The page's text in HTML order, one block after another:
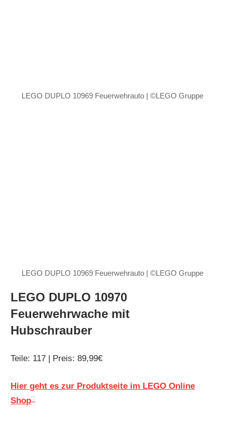
LEGO DUPLO 10969 Feuerwehrauto | ©LEGO Gruppe
LEGO DUPLO 10969 Feuerwehrauto | ©LEGO Gruppe
LEGO DUPLO 10970
Feuerwehrwache mit
Hubschrauber
Teile: 117 | Preis: 89,99€
Hier geht es zur Produktseite im LEGO Online
Shop